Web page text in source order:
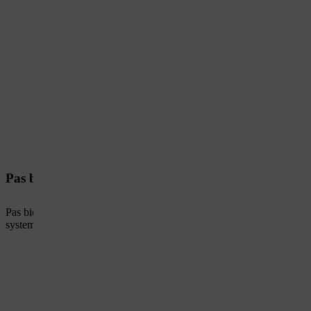
Pas biodrowy
Pas biodrowy STIHL ADVANCE X-Flex jest centralnym elementem
systemowi klipsów można je szybko przymocować do pasa i